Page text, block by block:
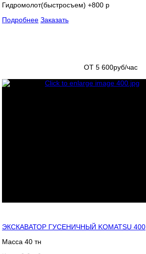
Гидромолот(быстросъем) +800 р
Подробнее Заказать
ОТ 5 600руб/час
ЭКСКАВАТОР ГУСЕНИЧНЫЙ KOMATSU 400
Масса 40 тн